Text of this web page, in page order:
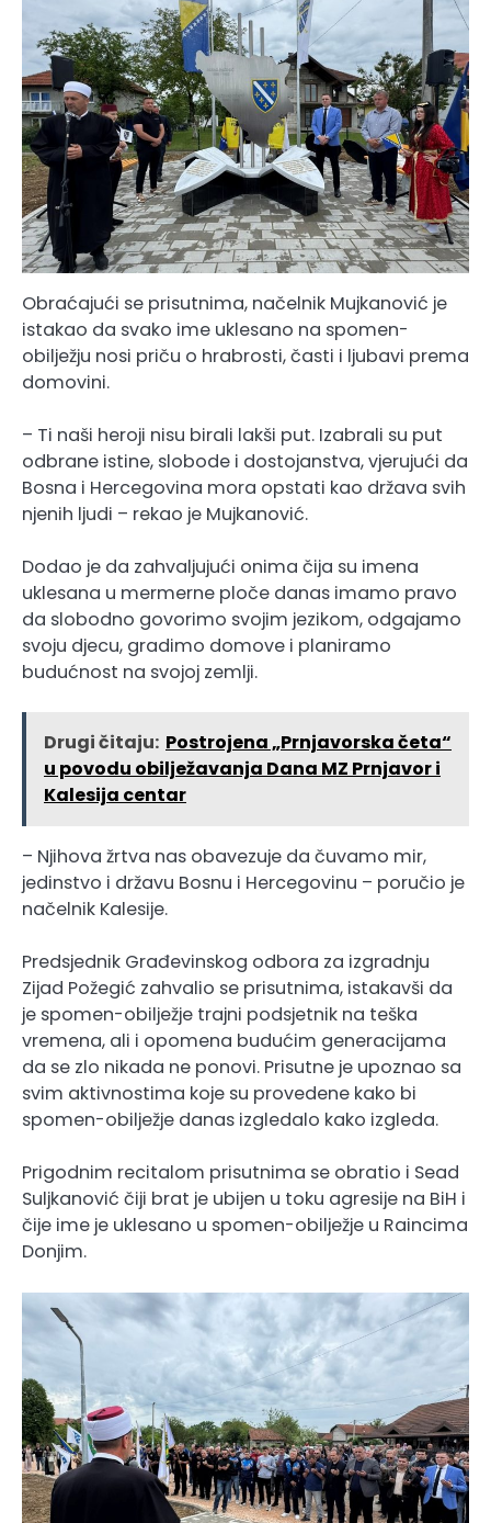
Obraćajući se prisutnima, načelnik Mujkanović je
istakao da svako ime uklesano na spomen-
obilježju nosi priču o hrabrosti, časti i ljubavi prema
domovini.
– Ti naši heroji nisu birali lakši put. Izabrali su put
odbrane istine, slobode i dostojanstva, vjerujući da
Bosna i Hercegovina mora opstati kao država svih
njenih ljudi – rekao je Mujkanović.
Dodao je da zahvaljujući onima čija su imena
uklesana u mermerne ploče danas imamo pravo
da slobodno govorimo svojim jezikom, odgajamo
svoju djecu, gradimo domove i planiramo
budućnost na svojoj zemlji.
Drugi čitaju: Postrojena „Prnjavorska četa“
u povodu obilježavanja Dana MZ Prnjavor i
Kalesija centar
– Njihova žrtva nas obavezuje da čuvamo mir,
jedinstvo i državu Bosnu i Hercegovinu – poručio je
načelnik Kalesije.
Predsjednik Građevinskog odbora za izgradnju
Zijad Požegić zahvalio se prisutnima, istakavši da
je spomen-obilježje trajni podsjetnik na teška
vremena, ali i opomena budućim generacijama
da se zlo nikada ne ponovi. Prisutne je upoznao sa
svim aktivnostima koje su provedene kako bi
spomen-obilježje danas izgledalo kako izgleda.
Prigodnim recitalom prisutnima se obratio i Sead
Suljkanović čiji brat je ubijen u toku agresije na BiH i
čije ime je uklesano u spomen-obilježje u Raincima
Donjim.